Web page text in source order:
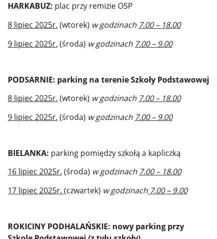
HARKABUZ: plac przy remizie OSP
8 lipiec 2025r. (wtorek) w godzinach 7.00 – 18.00
9 lipiec 2025r. (środa) w godzinach 7.00 – 9.00
PODSARNIE: parking na terenie Szkoły Podstawowej
8 lipiec 2025r. (wtorek) w godzinach 7.00 – 18.00
9 lipiec 2025r. (środa) w godzinach 7.00 – 9.00
BIELANKA: parking pomiędzy szkołą a kapliczką
16 lipiec 2025r. (środa) w godzinach 7.00 – 18.00
17 lipiec 2025r. (czwartek) w godzinach7.00 – 9.00
ROKICINY PODHALAŃSKIE: nowy parking przy